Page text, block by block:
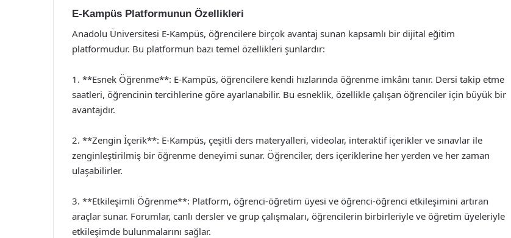
E-Kampüs Platformunun Özellikleri
Anadolu Üniversitesi E-Kampüs, öğrencilere birçok avantaj sunan kapsamlı bir dijital eğitim
platformudur. Bu platformun bazı temel özellikleri şunlardır:
1. **Esnek Öğrenme**: E-Kampüs, öğrencilere kendi hızlarında öğrenme imkânı tanır. Dersi takip etme
saatleri, öğrencinin tercihlerine göre ayarlanabilir. Bu esneklik, özellikle çalışan öğrenciler için büyük bir
avantajdır.
2. **Zengin İçerik**: E-Kampüs, çeşitli ders materyalleri, videolar, interaktif içerikler ve sınavlar ile
zenginleştirilmiş bir öğrenme deneyimi sunar. Öğrenciler, ders içeriklerine her yerden ve her zaman
ulaşabilirler.
3. **Etkileşimli Öğrenme**: Platform, öğrenci-öğretim üyesi ve öğrenci-öğrenci etkileşimini artıran
araçlar sunar. Forumlar, canlı dersler ve grup çalışmaları, öğrencilerin birbirleriyle ve öğretim üyeleriyle
etkileşimde bulunmalarını sağlar.